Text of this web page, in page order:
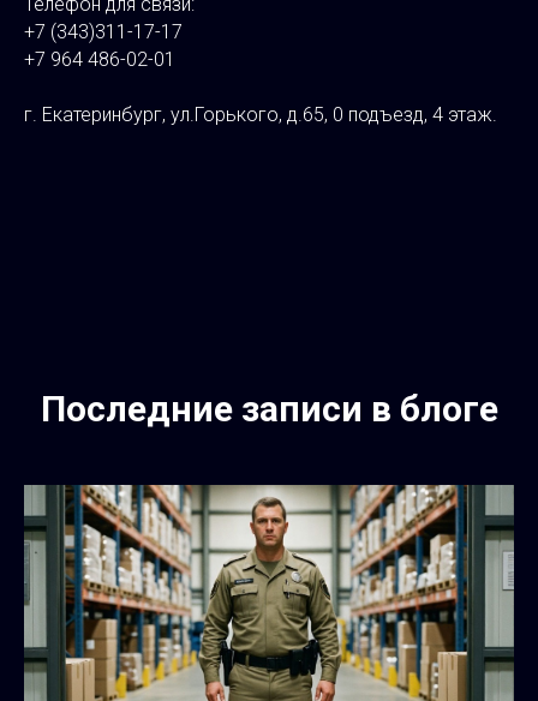
+7 (343)311-17-17
+7 964 486-02-01
г. Екатеринбург, ул.Горького, д.65, 0 подъезд, 4 этаж.
Последние записи в блоге